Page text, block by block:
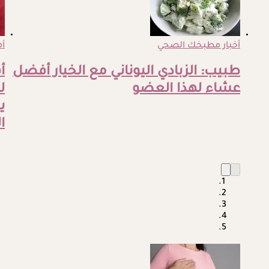
أخبار مطبخك الصحي
طبيب: الزبادي اليوناني مع الخيار أفضل
عشاء لهذا العضو